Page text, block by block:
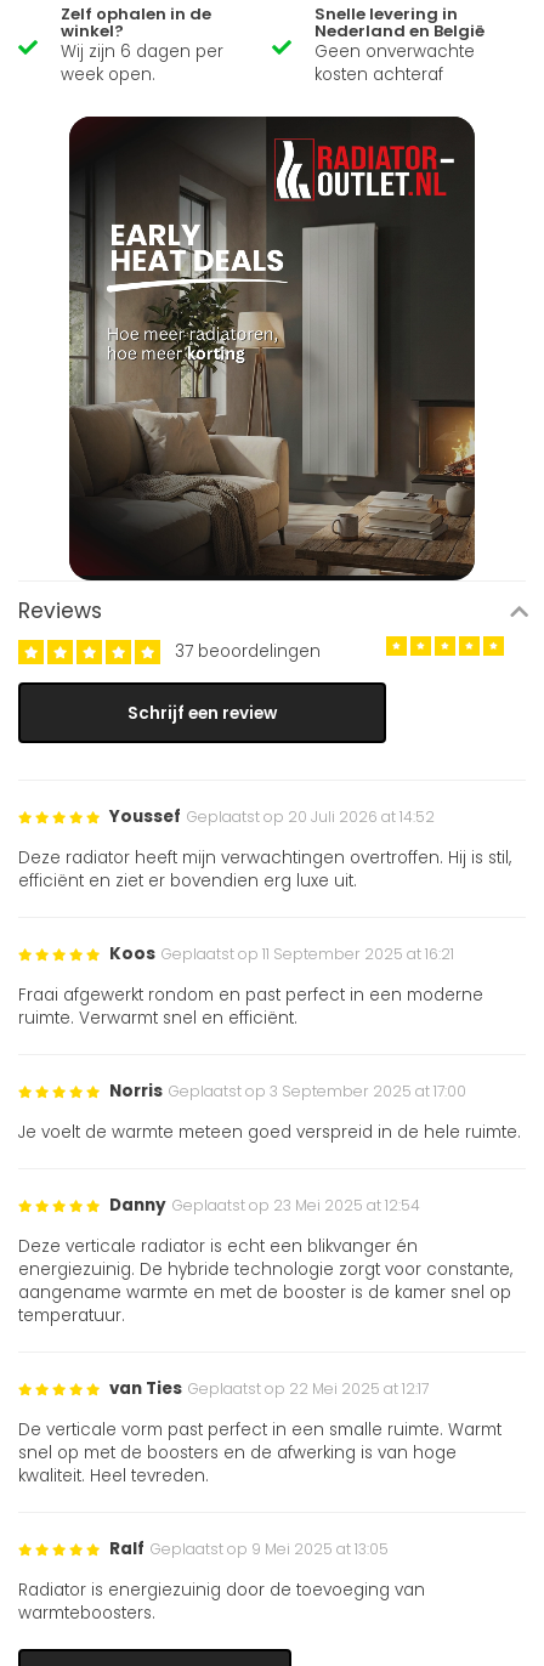
Zelf ophalen in de
winkel?
Wij zijn 6 dagen per
week open.
Snelle levering in
Nederland en België
Geen onverwachte
kosten achteraf
Reviews
37 beoordelingen
Schrijf een review
Youssef Geplaatst op 20 Juli 2026 at 14:52
Deze radiator heeft mijn verwachtingen overtroffen. Hij is stil,
efficiënt en ziet er bovendien erg luxe uit.
Koos Geplaatst op 11 September 2025 at 16:21
Fraai afgewerkt rondom en past perfect in een moderne
ruimte. Verwarmt snel en efficiënt.
Norris Geplaatst op 3 September 2025 at 17:00
Je voelt de warmte meteen goed verspreid in de hele ruimte.
Danny Geplaatst op 23 Mei 2025 at 12:54
Deze verticale radiator is echt een blikvanger én
energiezuinig. De hybride technologie zorgt voor constante,
aangename warmte en met de booster is de kamer snel op
temperatuur.
van Ties Geplaatst op 22 Mei 2025 at 12:17
De verticale vorm past perfect in een smalle ruimte. Warmt
snel op met de boosters en de afwerking is van hoge
kwaliteit. Heel tevreden.
Ralf Geplaatst op 9 Mei 2025 at 13:05
Radiator is energiezuinig door de toevoeging van
warmteboosters.